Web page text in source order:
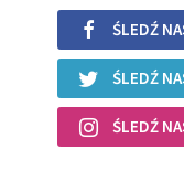
ŚLEDŹ
ŚLEDŹ
ŚLEDŹ